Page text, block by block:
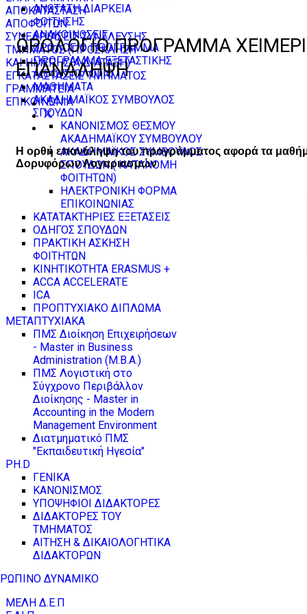
ΑΠΟΚΑΤΑΣΤΑΣΗ
ΑΠΟΦΟΙΤΩΝ
ΣΥΝΕΔΡΙΑΣΕΙΣ ΣΥΝΕΛΕΥΣΗΣ
ΤΜΗΜΑΤΟΣ (ΠΡΟΣΚΛΗΣΗ
ΚΑΙ ΗΜΕΡΗΣΙΑ ΔΙΑΤΑΞΗ)
ΕΓΚΑΤΑΣΤΑΣΕΙΣ ΤΜΗΜΑΤΟΣ
ΓΡΑΜΜΑΤΕΙΑ -
ΕΠΙΚΟΙΝΩΝΙΑ
ΑΝΩΤΑΤΗ ΔΙΑΡΚΕΙΑ
ΦΟΙΤΗΣΗΣ
ΑΝΑΚΟΙΝΩΣΕΙΣ
ΩΡΟΛΟΓΙΟ ΠΡΟΓΡΑΜΜΑ
ΠΡΟΓΡΑΜΜΑ ΕΞΕΤΑΣΤΙΚΗΣ
ΑΙΘΟΥΣΙΟΛΟΓΙΟ
ΜΑΘΗΜΑΤΑ
ΑΚΑΔΗΜΑΪΚΟΣ ΣΥΜΒΟΥΛΟΣ
ΣΠΟΥΔΩΝ
ΚΑΝΟΝΙΣΜΟΣ ΘΕΣΜΟΥ
ΑΚΑΔΗΜΑΪΚΟΥ ΣΥΜΒΟΥΛΟΥ
ΑΚΑΔΗΜΑΪΚΟΣ ΣΥΜΒΟΥΛΟΣ
ΣΠΟΥΔΩΝ ( ΚΑΤΑΝΟΜΗ
ΦΟΙΤΗΤΩΝ)
ΗΛΕΚΤΡΟΝΙΚΗ ΦΟΡΜΑ
ΕΠΙΚΟΙΝΩΝΙΑΣ
ΚΑΤΑΤΑΚΤΗΡΙΕΣ ΕΞΕΤΑΣΕΙΣ
ΟΔΗΓΟΣ ΣΠΟΥΔΩΝ
ΠΡΑΚΤΙΚΗ ΑΣΚΗΣΗ
ΦΟΙΤΗΤΩΝ
ΚΙΝΗΤΙΚΟΤΗΤΑ ERASMUS +
ACCA ACCELERATE
ICA
ΠΡΟΠΤΥΧΙΑΚΟ ΔΙΠΛΩΜΑ
ΜΕΤΑΠΤΥΧΙΑΚΑ
ΠΜΣ Διοίκηση Επιχειρήσεων
- Master in Business
Administration (M.B.A.)
ΠΜΣ Λογιστική στο
Σύγχρονο Περιβάλλον
Διοίκησης - Master in
Accounting in the Modern
Management Environment
Διατμηματικό ΠΜΣ
"Εκπαιδευτική Ηγεσία"
PH.D
ΓΕΝΙΚΑ
ΚΑΝΟΝΙΣΜΟΣ
ΥΠΟΨΗΦΙΟΙ ΔΙΔΑΚΤΟΡΕΣ
ΔΙΔΑΚΤΟΡΕΣ ΤΟΥ
ΤΜΗΜΑΤΟΣ
ΑΙΤΗΣΗ & ΔΙΚΑΙΟΛΟΓΗΤΙΚΑ
ΔΙΔΑΚΤΟΡΩΝ
ΔΥΝΑΜΙΚΟ
ΜΕΛΗ Δ.Ε.Π
ΩΡΟΛΌΓΙΟ ΠΡΌΓΡΑΜΜΑ
ΕΠΑΝΆΛΗΨΗ
Η ορθή επανάληψη του προγράμματος αφορά τα
Δορυφόρων Λογαριασμών